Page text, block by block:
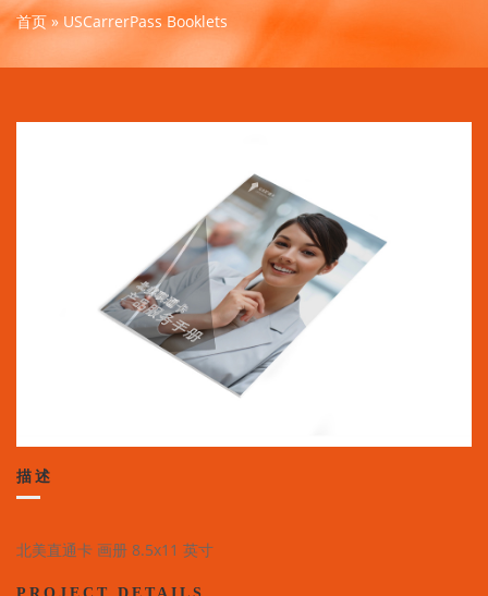
首页» USCarrerPass Booklets
描述
北美直通卡 画册 8.5x11 英寸
PROJECT DETAILS